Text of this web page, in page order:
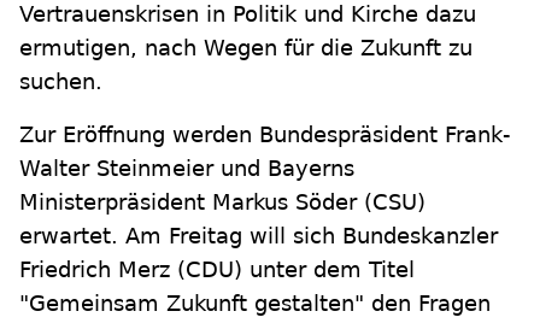
Vertrauenskrisen in Politik und Kirche dazu
ermutigen, nach Wegen für die Zukunft zu
suchen.
Zur Eröffnung werden Bundespräsident Frank-
Walter Steinmeier und Bayerns
Ministerpräsident Markus Söder (CSU)
erwartet. Am Freitag will sich Bundeskanzler
Friedrich Merz (CDU) unter dem Titel
"Gemeinsam Zukunft gestalten" den Fragen